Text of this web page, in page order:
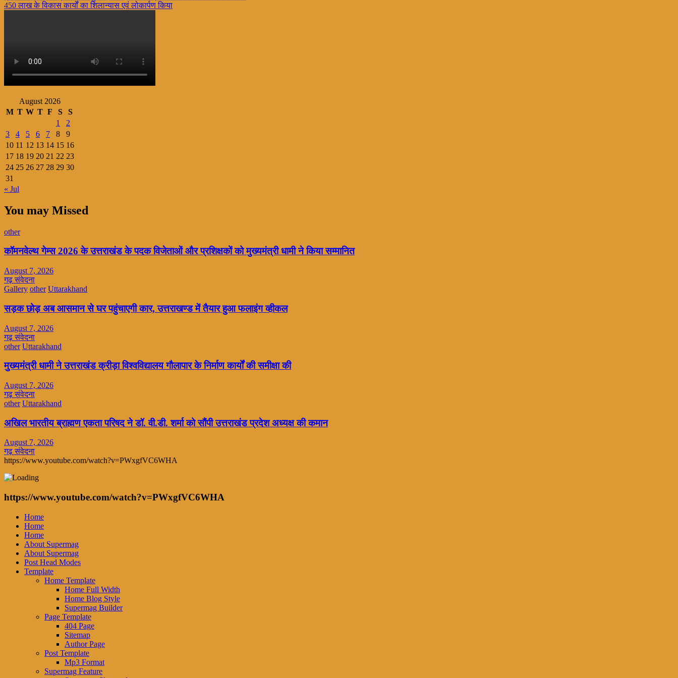
navigation
450 लाख के विकास कार्यों का शिलान्यास एवं लोकार्पण किया
August 2026
M T W T F S
S
1
2
3
4 5 6 7 8
9
10 11 12 13 14 15 16
17 18 19 20 21 22 23
24 25 26 27 28 29 30
31
« Jul
You may Missed
other
कॉमनवेल्थ गेम्स 2026 के उत्तराखंड के पदक विजेताओं और प्रशिक्षकों को मुख्यमंत्री धामी ने किया सम्मानित
August 7, 2026
गढ़ संवेदना
Gallery other Uttarakhand
सड़क छोड़ अब आसमान से घर पहुंचाएगी कार, उत्तराखण्ड में तैयार हुआ फलाइंग व्हीकल
August 7, 2026
गढ़ संवेदना
other Uttarakhand
मुख्यमंत्री धामी ने उत्तराखंड क्रीड़ा विश्वविद्यालय गौलापार के निर्माण कार्यों की समीक्षा की
August 7, 2026
गढ़ संवेदना
other Uttarakhand
अखिल भारतीय ब्राह्मण एकता परिषद ने डॉ. वी.डी. शर्मा को सौंपी उत्तराखंड प्रदेश अध्यक्ष की कमान
August 7, 2026
गढ़ संवेदना
https://www.youtube.com/watch?v=PWxgfVC6WHA
https://www.youtube.com/watch?v=PWxgfVC6WHA
Home
Home
Home
About Supermag
About Supermag
Post Head Modes
Template
Home Template
Home Full Width
Home Blog Style
Supermag Builder
Page Template
404 Page
Sitemap
Author Page
Post Template
Mp3 Format
Supermag Feature